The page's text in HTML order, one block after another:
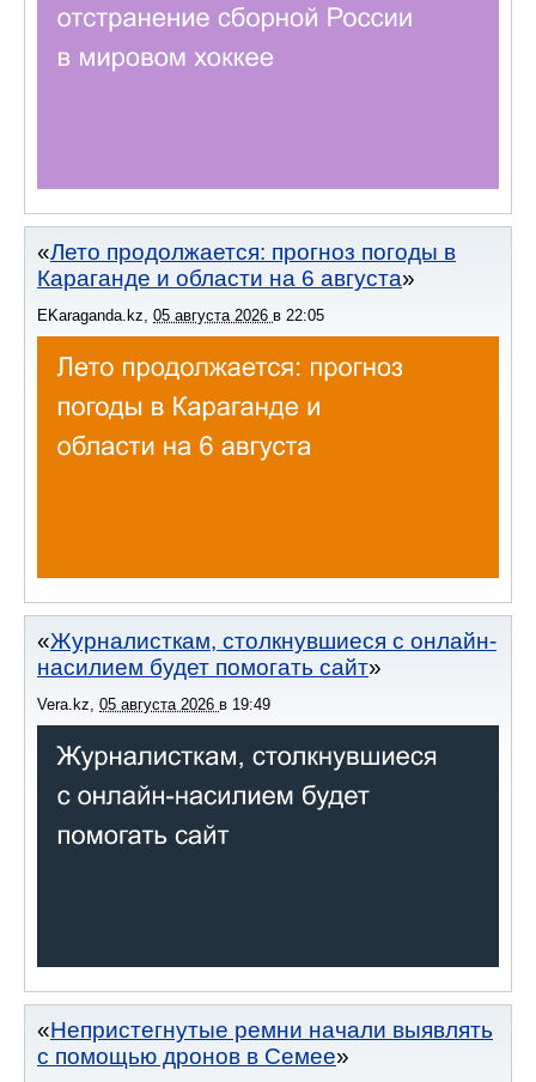
Лето продолжается: прогноз погоды в
Караганде и области на 6 августа
EKaraganda.kz 05 августа 2026 в 22:05
Журналисткам, столкнувшиеся с онлайн-
насилием будет помогать сайт
Vera.kz 05 августа 2026 в 19:49
Непристегнутые ремни начали выявлять
с помощью дронов в Семее